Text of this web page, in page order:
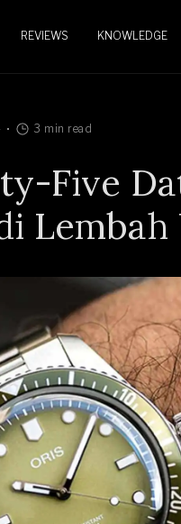
REVIEWS KNOWLEDGE
3 min read
Five